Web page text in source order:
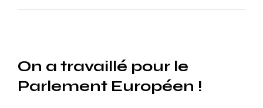
On a travaillé pour le
Parlement Européen !